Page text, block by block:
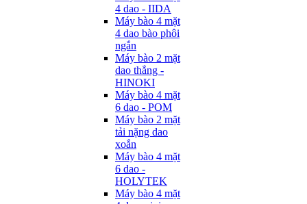
4 dao - IIDA
Máy bào 4 mặt
4 dao bào phôi
ngắn
Máy bào 2 mặt
dao thẳng -
HINOKI
Máy bào 4 mặt
6 dao - POM
Máy bào 2 mặt
tải nặng dao
xoắn
Máy bào 4 mặt
6 dao -
HOLYTEK
Máy bào 4 mặt